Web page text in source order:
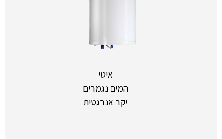
איטי
המים נגמרים
יקר אנרגטית